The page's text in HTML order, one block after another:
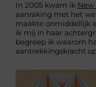
In 2005 kwam ik New
aanraking met het
maakte onmiddellijk
ik mij in haar
begreep ik waarom
aantrekkingskracht